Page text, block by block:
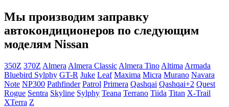
Мы производим заправку
автокондиционеров по следующим
моделям Nissan
350Z 370Z Almera Almera Classic Almera Tino Altima Armada
Bluebird Sylphy GT-R Juke Leaf Maxima Micra Murano Navara
Note NP300 Pathfinder Patrol Primera Qashqai Qashqai+2 Quest
Rogue Sentra Skyline Sylphy Teana Terrano Tiida Titan X-Trail
XTerra Z